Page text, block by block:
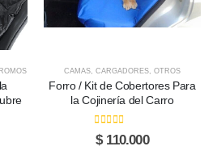
opciones
se
opciones
se
CAMAS CARGADORES OTROS
Forro / Kit de Cobertores Para
la Cojinería del Carro
0out of 5
$110.000